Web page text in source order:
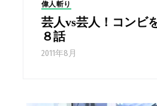
偉人斬り
芸人vs芸人！コン
８話
2011年8月